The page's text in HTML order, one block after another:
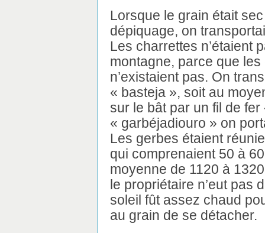
Lorsque le grain était
dépiquage, on
Les charrettes n’étaient
montagne, parce que
n’existaient pas. On
« basteja », soit au
sur le bât par un fil de
« garbéjadiouro » on
Les gerbes étaient
qui comprenaient 50 à
moyenne de 1120 à
le propriétaire n’eut pas
soleil fût assez chaud
au grain de se détacher.